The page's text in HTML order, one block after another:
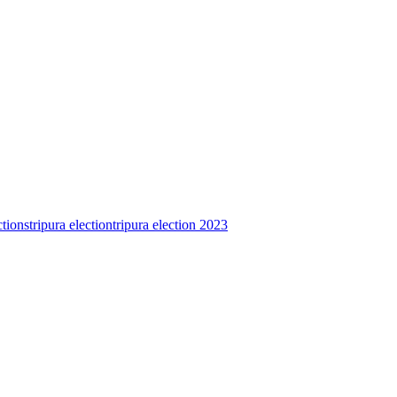
tripura electiontripura election 2023